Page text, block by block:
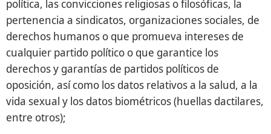
política, las convicciones religiosas o filosóficas, la
pertenencia a sindicatos, organizaciones sociales, de
derechos humanos o que promueva intereses de
cualquier partido político o que garantice los
derechos y garantías de partidos políticos de
oposición, así como los datos relativos a la salud, a la
vida sexual y los datos biométricos (huellas dactilares,
entre otros);